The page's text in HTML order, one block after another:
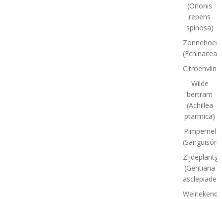
(Ononis
repens
spinosa)
Zonnehoed
(Echinacea)
Wilde
bertram
(Achillea
ptarmica)
Pimpernel
(Gentiana
Welriekende